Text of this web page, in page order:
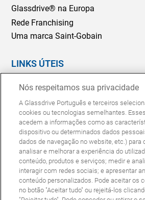
Glassdrive® na Europa
Rede Franchising
Uma marca Saint-Gobain
LINKS ÚTEIS
Marcação Online
Seguradoras e gestores de frotas
Reparação ou substituição?
Perguntas Frequentes
Política de CookiesPolítica de Privacidade
© Copyright Glassdrive. Todos os direitos
Nós respeitamos sua privacidade
A Glassdrive Português e terceiros
cookies ou tecnologias semelhantes.
acedem a informações como as
dispositivo ou determinados dados
dados de navegação no website, etc.) para
analisar e melhorar a experiência do
conteúdo, produtos e serviços; medir e
interagir com redes sociais; e apresentar
conteúdo personalizados. Pode aceitar os
no botão "Aceitar tudo" ou rejeitá-los